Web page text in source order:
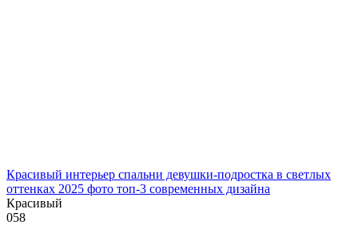
Красивый интерьер спальни девушки-подростка в светлых
оттенках 2025 фото топ-3 современных дизайна
Красивый
058